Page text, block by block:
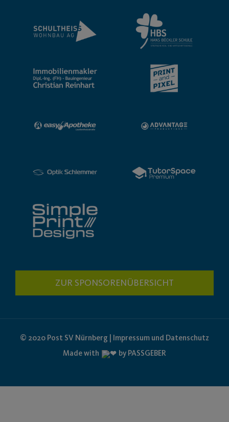
ZUR SPONSORENÜBERSICHT
© 2020 Post SV Nürnberg | Impressum und Datenschutz
Made with
by PASSGEBER